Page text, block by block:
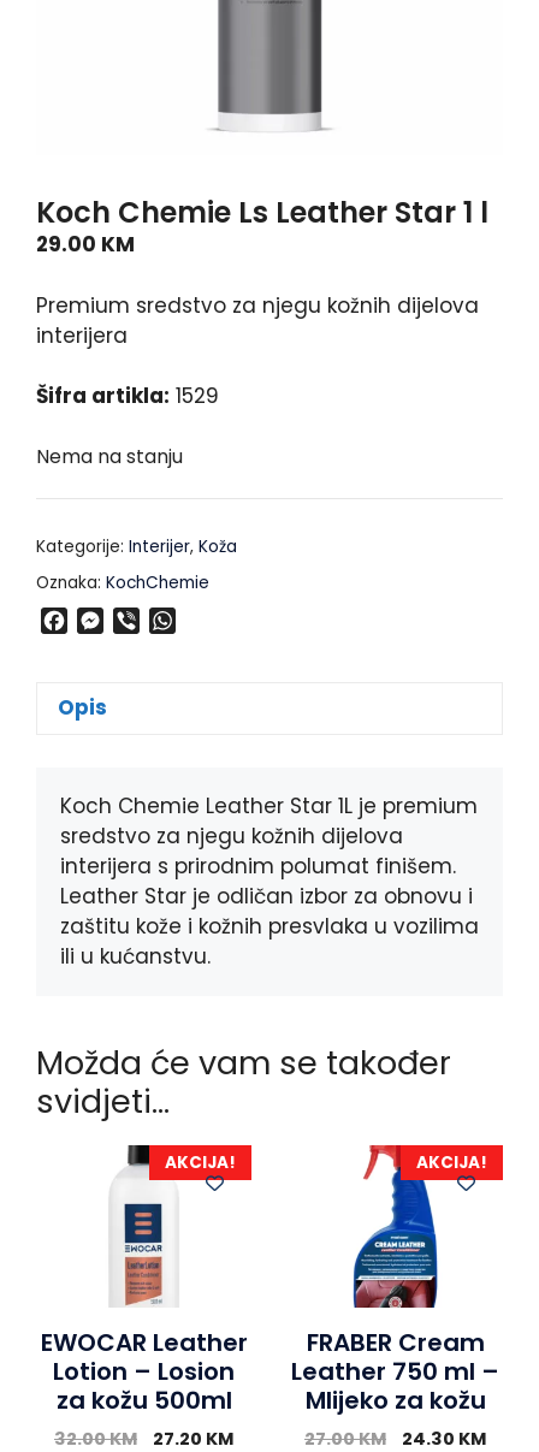
Koch Chemie Ls Leather Star 1 l
29.00 KM
Premium sredstvo za njegu kožnih dijelova
interijera
Šifra artikla: 1529
Nema na stanju
Kategorije: Interijer, Koža
Oznaka: KochChemie
e
b
k
M
s
e
r
p
Opis
Koch Chemie Leather Star 1L je premium
sredstvo za njegu kožnih dijelova
interijera s prirodnim polumat finišem.
Leather Star je odličan izbor za obnovu i
zaštitu kože i kožnih presvlaka u vozilima
ili u kućanstvu.
Možda će vam se također
svidjeti…
AKCIJA!
EWOCAR Leather
Lotion – Losion
za kožu 500ml
32.00KM 27.20 KM
AKCIJA!
FRABER Cream
Leather 750 ml –
Mlijeko za kožu
27.00KM 24.30 KM